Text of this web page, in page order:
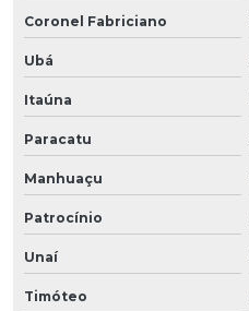
Coronel Fabriciano
Ubá
Itaúna
Paracatu
Manhuaçu
Patrocínio
Unaí
Timóteo